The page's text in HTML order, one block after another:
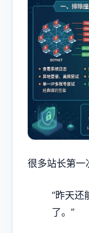
很多站长第一
“昨天还
了。”